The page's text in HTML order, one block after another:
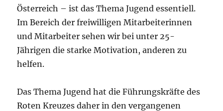
Österreich – ist das Thema Jugend essentiell.
Im Bereich der freiwilligen Mitarbeiterinnen
und Mitarbeiter sehen wir bei unter 25-
Jährigen die starke Motivation, anderen zu
helfen.
Das Thema Jugend hat die Führungskräfte des
Roten Kreuzes daher in den vergangenen